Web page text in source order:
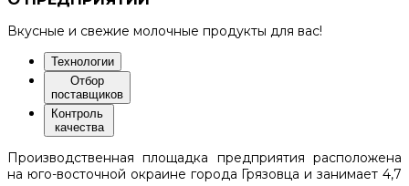
Вкусные и свежие молочные продукты для вас!
Технологии
Отбор
поставщиков
Контроль
качества
Производственная площадка предприятия расположена
на юго-восточной окраине города Грязовца и занимает 4,7